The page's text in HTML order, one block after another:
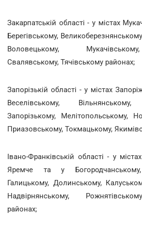
Закарпатській області - у містах
Берегівському,
Воловецькому,
Свалявському, Тячівському районах;
Запорізькій області - у містах
Веселівському, Вільнянському,
Запорізькому, Мелітопольському,
Приазовському, Токмацькому,
Івано-Франківській області - у
Яремче та у Богородчанському,
Галицькому, Долинському,
Надвірнянському,
районах;